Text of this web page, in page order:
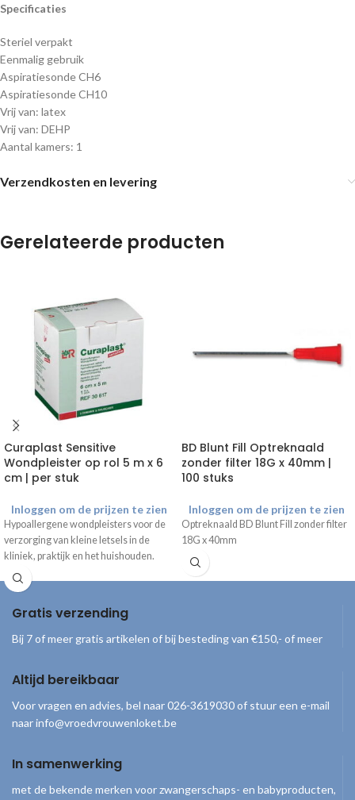
Specificaties
Steriel verpakt
Eenmalig gebruik
Aspiratiesonde CH6
Aspiratiesonde CH10
Vrij van: latex
Vrij van: DEHP
Aantal kamers: 1
Verzendkosten en levering
Gerelateerde producten
Curaplast Sensitive
Wondpleister op rol 5 m x 6
cm | per stuk
Inloggen om de prijzen te zien
Hypoallergene wondpleisters voor de
verzorging van kleine letsels in de
kliniek, praktijk en het huishouden.
BD Blunt Fill Optreknaald
zonder filter 18G x 40mm |
100 stuks
Inloggen om de prijzen te zien
Optreknaald BD Blunt Fill zonder filter
18G x 40mm
Gratis verzending
Bij 7 of meer gratis artikelen of bij besteding van €150,- of meer
Altijd bereikbaar
Voor vragen en advies, bel naar 026-3619030 of stuur een e-mail
naar info@vroedvrouwenloket.be
In samenwerking
met de bekende merken voor zwangerschaps- en babyproducten,